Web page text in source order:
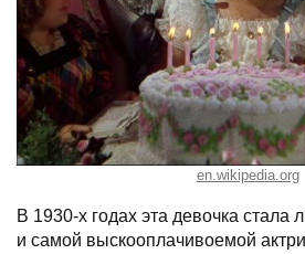
en.wikipedia.org
В 1930-х годах эта девочка
и самой выскооплачивоемой